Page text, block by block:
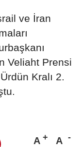
ve İran
Veliaht Prensi
Kralı 2.
A A